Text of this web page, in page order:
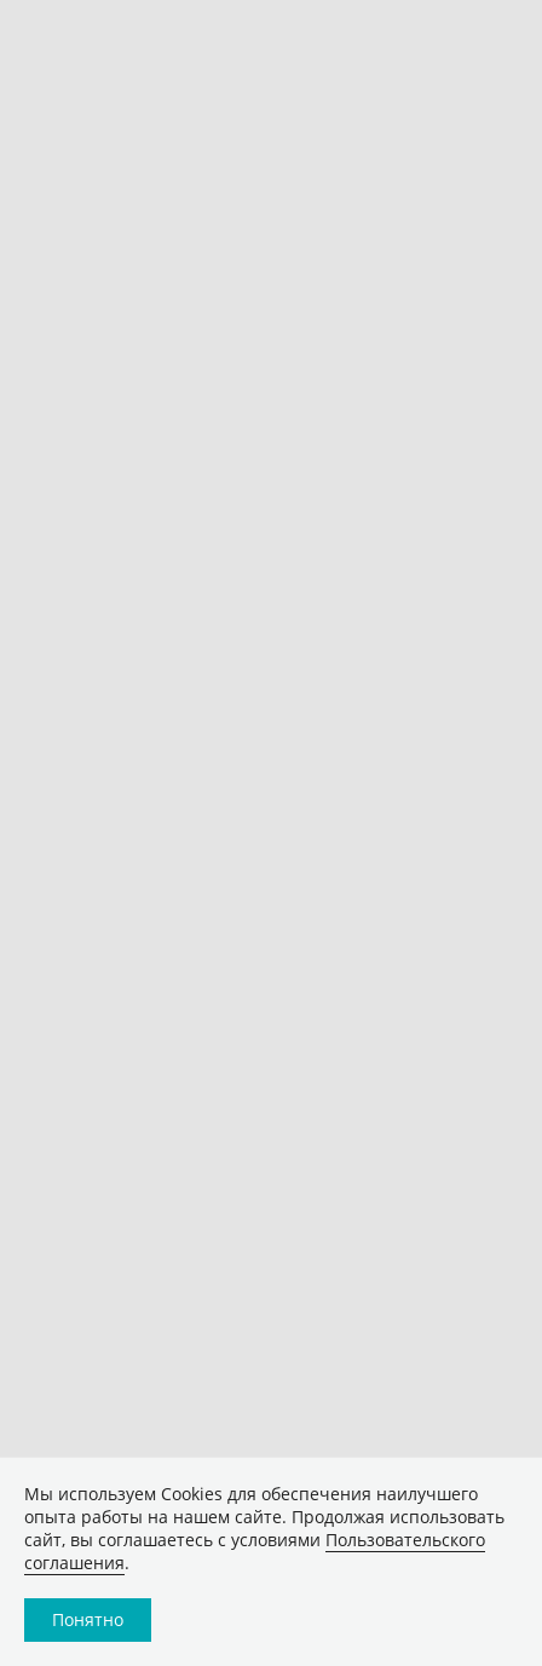
Мы используем Сookies для обеспечения наилучшего
опыта работы на нашем сайте. Продолжая использовать
сайт, вы соглашаетесь с условиями Пользовательского
соглашения.
Понятно